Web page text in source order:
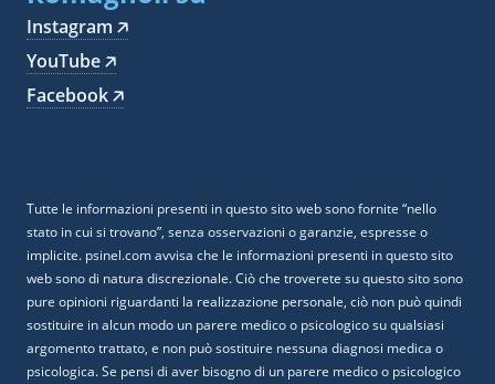
Instagram 🡥
YouTube 🡥
Facebook 🡥
Tutte le informazioni presenti in questo sito web sono fornite “nello
stato in cui si trovano”, senza osservazioni o garanzie, espresse o
implicite. psinel.com avvisa che le informazioni presenti in questo sito
web sono di natura discrezionale. Ciò che troverete su questo sito sono
pure opinioni riguardanti la realizzazione personale, ciò non può quindi
sostituire in alcun modo un parere medico o psicologico su qualsiasi
argomento trattato, e non può sostituire nessuna diagnosi medica o
psicologica. Se pensi di aver bisogno di un parere medico o psicologico